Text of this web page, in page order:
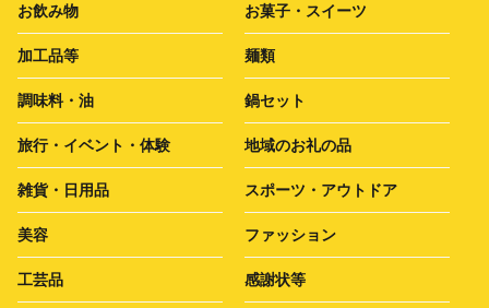
お飲み物 お菓子・スイーツ
加工品等 麺類
調味料・油 鍋セット
旅行・イベント・体験 地域のお礼の品
雑貨・日用品 スポーツ・アウトドア
美容 ファッション
工芸品 感謝状等